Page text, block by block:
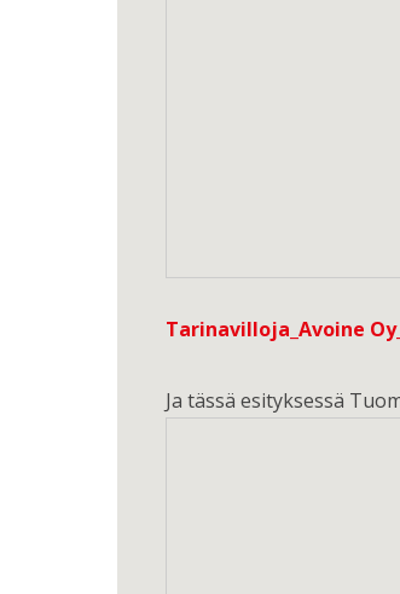
Tarinavilloja_Avoine
Ja tässä esityksessä